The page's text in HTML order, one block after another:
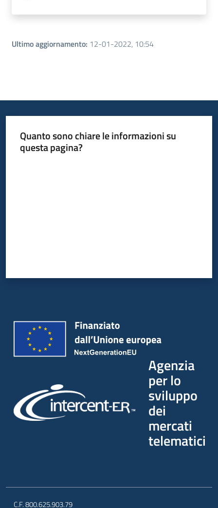
Ultimo aggiornamento: 12-01-2022, 10:54
Quanto sono chiare le informazioni su
questa pagina?
Agenzia
per lo
sviluppo
dei
mercati
telematici
C.F. 800.625.903.79